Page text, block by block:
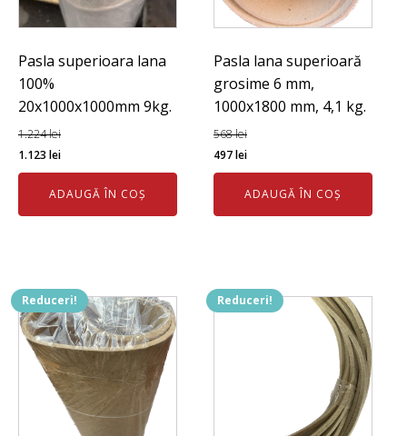
Pasla superioara lana
100%
20x1000x1000mm 9kg.
1.224lei
Prețul
inițial
fost:
1.123 leiPrețul
curent
este:
1.123 lei.
ADAUGĂ ÎN COȘ
Pasla lana superioară
grosime 6 mm,
1000x1800 mm, 4,1 kg.
568lei
Prețul
inițial
fost:
497leiPrețul
curent
este:
497 lei.
ADAUGĂ ÎN COȘ
Reduceri! Reduceri!